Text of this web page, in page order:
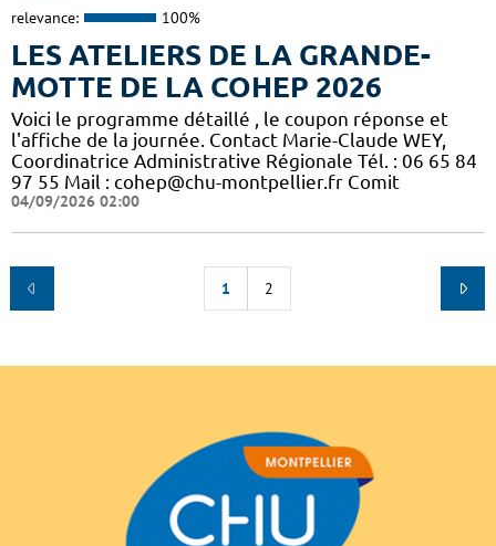
relevance: 100%
LES ATELIERS DE LA GRANDE-
MOTTE DE LA COHEP 2026
Voici le programme détaillé , le coupon réponse et
l'affiche de la journée. Contact Marie-Claude WEY,
Coordinatrice Administrative Régionale Tél. : 06 65 84
97 55 Mail : cohep@chu-montpellier.fr Comit
04/09/2026 02:00
1 2